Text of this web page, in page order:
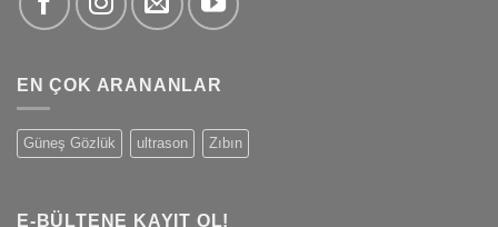
EN ÇOK ARANANLAR
Güneş Gözlük ultrason Zıbın
E-BÜLTENE KAYIT OL!